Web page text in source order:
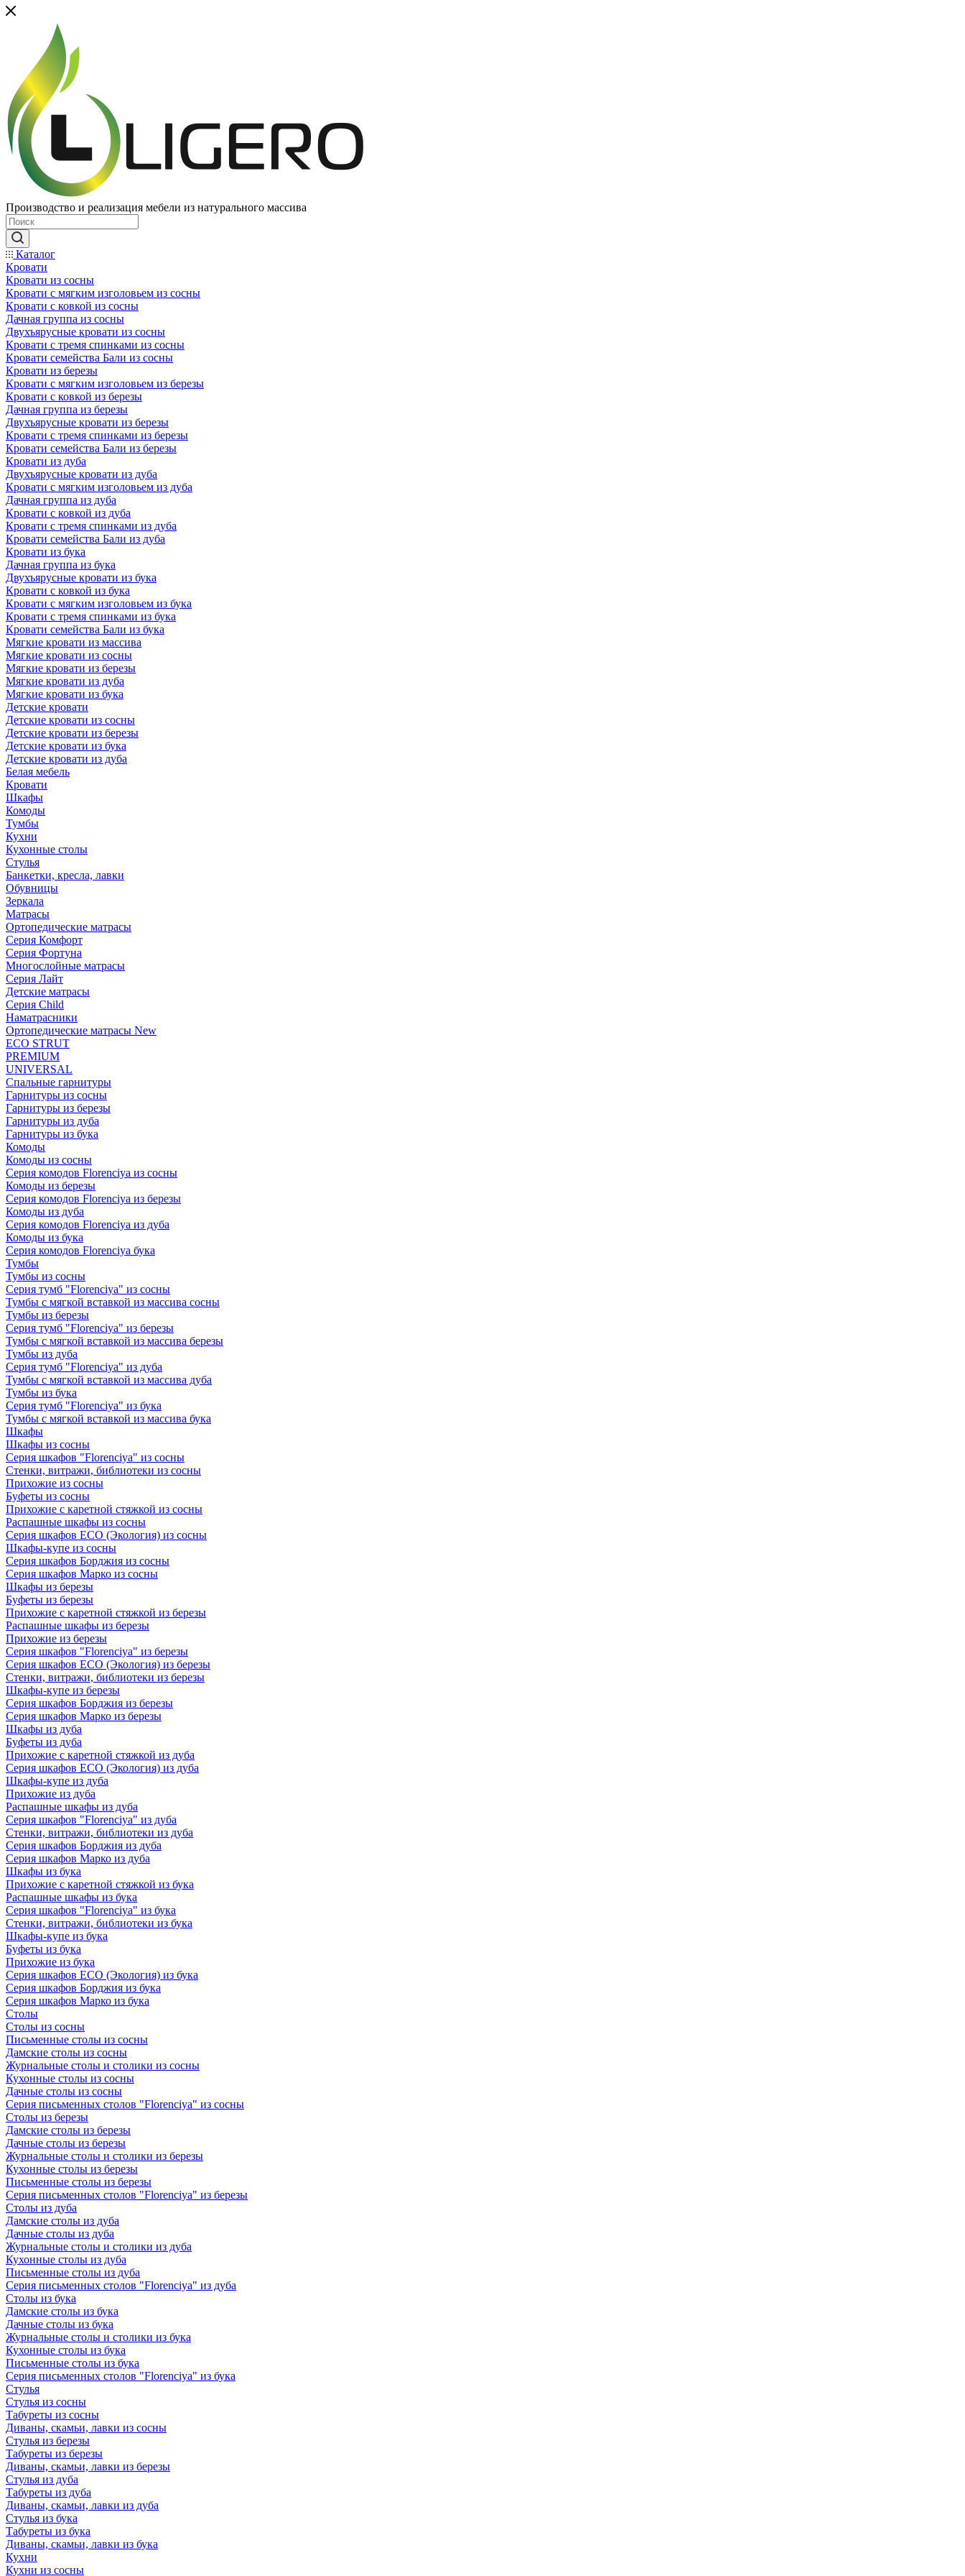
Производство и реализация мебели из натурального массива
Каталог
Кровати
Кровати из сосны
Кровати с мягким изголовьем из сосны
Кровати с ковкой из сосны
Дачная группа из сосны
Двухъярусные кровати из сосны
Кровати с тремя спинками из сосны
Кровати семейства Бали из сосны
Кровати из березы
Кровати с мягким изголовьем из березы
Кровати с ковкой из березы
Дачная группа из березы
Двухъярусные кровати из березы
Кровати с тремя спинками из березы
Кровати семейства Бали из березы
Кровати из дуба
Двухъярусные кровати из дуба
Кровати с мягким изголовьем из дуба
Дачная группа из дуба
Кровати с ковкой из дуба
Кровати с тремя спинками из дуба
Кровати семейства Бали из дуба
Кровати из бука
Дачная группа из бука
Двухъярусные кровати из бука
Кровати с ковкой из бука
Кровати с мягким изголовьем из бука
Кровати с тремя спинками из бука
Кровати семейства Бали из бука
Мягкие кровати из массива
Мягкие кровати из сосны
Мягкие кровати из березы
Мягкие кровати из дуба
Мягкие кровати из бука
Детские кровати
Детские кровати из сосны
Детские кровати из березы
Детские кровати из бука
Детские кровати из дуба
Белая мебель
Кровати
Шкафы
Комоды
Тумбы
Кухни
Кухонные столы
Стулья
Банкетки, кресла, лавки
Обувницы
Зеркала
Матрасы
Ортопедические матрасы
Серия Комфорт
Серия Фортуна
Многослойные матрасы
Серия Лайт
Детские матрасы
Серия Child
Наматрасники
Ортопедические матрасы New
ECO STRUT
PREMIUM
UNIVERSAL
Спальные гарнитуры
Гарнитуры из сосны
Гарнитуры из березы
Гарнитуры из дуба
Гарнитуры из бука
Комоды
Комоды из сосны
Серия комодов Florenciya из сосны
Комоды из березы
Серия комодов Florenciya из березы
Комоды из дуба
Серия комодов Florenciya из дуба
Комоды из бука
Серия комодов Florenciya бука
Тумбы
Тумбы из сосны
Серия тумб "Florenciya" из сосны
Тумбы с мягкой вставкой из массива сосны
Тумбы из березы
Серия тумб "Florenciya" из березы
Тумбы с мягкой вставкой из массива березы
Тумбы из дуба
Серия тумб "Florenciya" из дуба
Тумбы с мягкой вставкой из массива дуба
Тумбы из бука
Серия тумб "Florenciya" из бука
Тумбы с мягкой вставкой из массива бука
Шкафы
Шкафы из сосны
Серия шкафов "Florenciya" из сосны
Стенки, витражи, библиотеки из сосны
Прихожие из сосны
Буфеты из сосны
Прихожие с каретной стяжкой из сосны
Распашные шкафы из сосны
Серия шкафов ECO (Экология) из сосны
Шкафы-купе из сосны
Серия шкафов Борджия из сосны
Серия шкафов Марко из сосны
Шкафы из березы
Буфеты из березы
Прихожие с каретной стяжкой из березы
Распашные шкафы из березы
Прихожие из березы
Серия шкафов "Florenciya" из березы
Серия шкафов ECO (Экология) из березы
Стенки, витражи, библиотеки из березы
Шкафы-купе из березы
Серия шкафов Борджия из березы
Серия шкафов Марко из березы
Шкафы из дуба
Буфеты из дуба
Прихожие с каретной стяжкой из дуба
Серия шкафов ECO (Экология) из дуба
Шкафы-купе из дуба
Прихожие из дуба
Распашные шкафы из дуба
Серия шкафов "Florenciya" из дуба
Стенки, витражи, библиотеки из дуба
Серия шкафов Борджия из дуба
Серия шкафов Марко из дуба
Шкафы из бука
Прихожие с каретной стяжкой из бука
Распашные шкафы из бука
Серия шкафов "Florenciya" из бука
Стенки, витражи, библиотеки из бука
Шкафы-купе из бука
Буфеты из бука
Прихожие из бука
Серия шкафов ECO (Экология) из бука
Серия шкафов Борджия из бука
Серия шкафов Марко из бука
Столы
Столы из сосны
Письменные столы из сосны
Дамские столы из сосны
Журнальные столы и столики из сосны
Кухонные столы из сосны
Дачные столы из сосны
Серия письменных столов "Florenciya" из сосны
Столы из березы
Дамские столы из березы
Дачные столы из березы
Журнальные столы и столики из березы
Кухонные столы из березы
Письменные столы из березы
Серия письменных столов "Florenciya" из березы
Столы из дуба
Дамские столы из дуба
Дачные столы из дуба
Журнальные столы и столики из дуба
Кухонные столы из дуба
Письменные столы из дуба
Серия письменных столов "Florenciya" из дуба
Столы из бука
Дамские столы из бука
Дачные столы из бука
Журнальные столы и столики из бука
Кухонные столы из бука
Письменные столы из бука
Серия письменных столов "Florenciya" из бука
Стулья
Стулья из сосны
Табуреты из сосны
Диваны, скамьи, лавки из сосны
Стулья из березы
Табуреты из березы
Диваны, скамьи, лавки из березы
Стулья из дуба
Табуреты из дуба
Диваны, скамьи, лавки из дуба
Стулья из бука
Табуреты из бука
Диваны, скамьи, лавки из бука
Кухни
Кухни из сосны